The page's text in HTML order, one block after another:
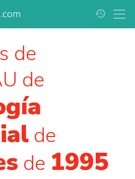
.com history
de
de
de
de 1995